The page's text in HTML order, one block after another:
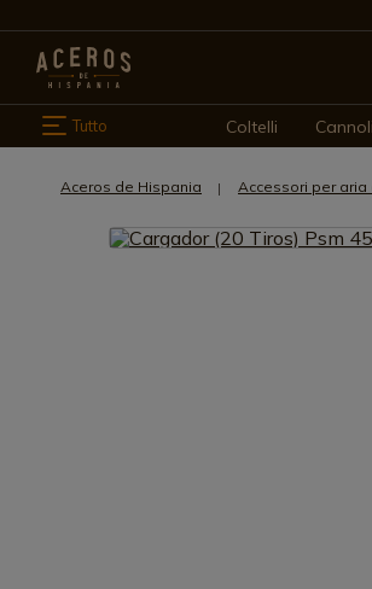
Tutto Coltelli
Aceros de Hispania Accessori per aria